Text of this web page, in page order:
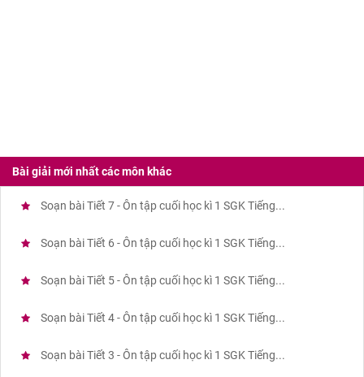
Bài giải mới nhất các môn khác
Soạn bài Tiết 7 - Ôn tập cuối học kì 1 SGK Tiếng...
Soạn bài Tiết 6 - Ôn tập cuối học kì 1 SGK Tiếng...
Soạn bài Tiết 5 - Ôn tập cuối học kì 1 SGK Tiếng...
Soạn bài Tiết 4 - Ôn tập cuối học kì 1 SGK Tiếng...
Soạn bài Tiết 3 - Ôn tập cuối học kì 1 SGK Tiếng...